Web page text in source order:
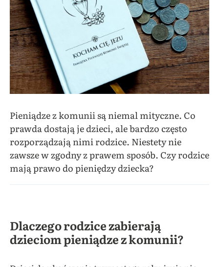
Pieniądze z komunii są niemal mityczne. Co
prawda dostają je dzieci, ale bardzo często
rozporządzają nimi rodzice. Niestety nie
zawsze w zgodny z prawem sposób. Czy rodzice
mają prawo do pieniędzy dziecka?
Dlaczego rodzice zabierają
dzieciom pieniądze z komunii?